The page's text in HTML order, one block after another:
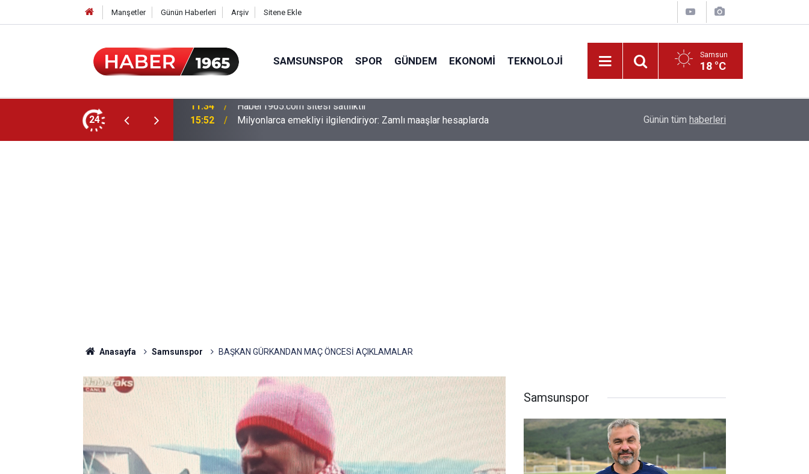
Manşetler Günün Haberleri Arşiv Sitene Ekle
SAMSUNSPOR SPOR GÜNDEM EKONOMI TEKNOLOJI Samsun
18 °C
24 15:52 Milyonlarca emekliyi ilgilendiriyor: Zamlı maaşlar hesaplarda Fahiş fiyatlar nedeniyle işletmelere 101 milyon
Günün tüm haberleri
Anasayfa Samsunspor BAŞKAN GÜRKANDAN MAÇ ÖNCESİ AÇIKLAMALAR
Samsunspor